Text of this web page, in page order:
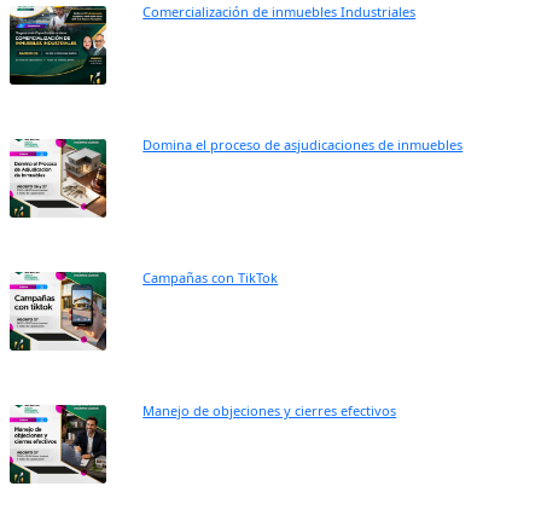
Comercialización de inmuebles Industriales
Domina el proceso de asjudicaciones de inmuebles
Campañas con TikTok
Manejo de objeciones y cierres efectivos